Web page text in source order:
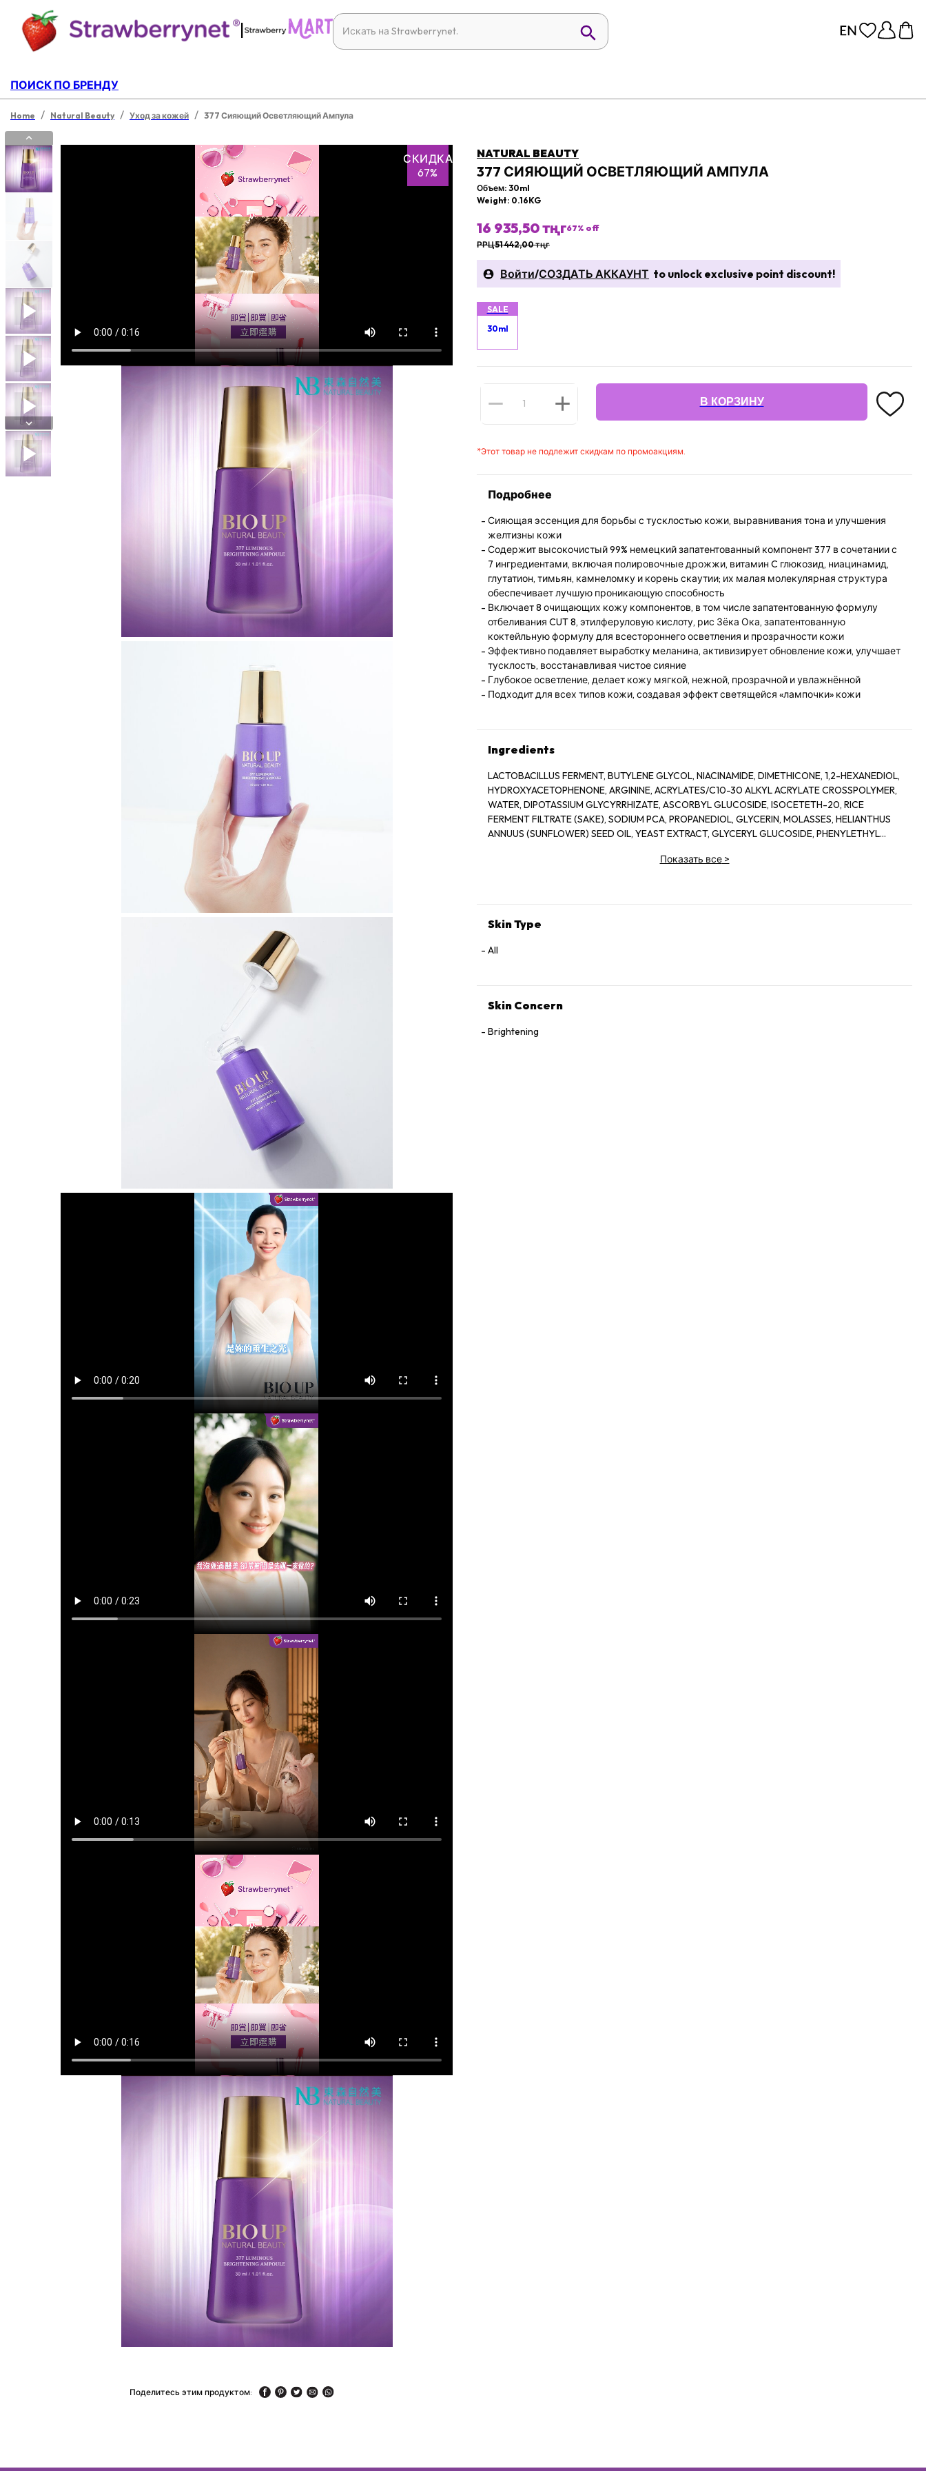
|
ПОИСК ПО БРЕНДУ
Home / Natural Beauty / Уход за кожей / 377 Сияющий Осветляющий Ампула
СКИДКА
67%
Поделитесь этим продуктом:
NATURAL BEAUTY
377 СИЯЮЩИЙ ОСВЕТЛЯЮЩИЙ АМПУЛА
Объем: 30ml
Weight: 0.16KG
16 935,50 тңг67% off
РРЦ 51 442,00 тңг
Войти/СОЗДАТЬ АККАУНТ to unlock exclusive point discount!
SALE
30ml
В КОРЗИНУ
*Этот товар не подлежит скидкам по промоакциям.
Подробнее
Сияющая эссенция для борьбы с тусклостью кожи, выравнивания тона и улучшения
желтизны кожи
Содержит высокочистый 99% немецкий запатентованный компонент 377 в сочетании с
7 ингредиентами, включая полировочные дрожжи, витамин C глюкозид, ниацинамид,
глутатион, тимьян, камнеломку и корень скаутии; их малая молекулярная структура
обеспечивает лучшую проникающую способность
Включает 8 очищающих кожу компонентов, в том числе запатентованную формулу
отбеливания CUT 8, этилферуловую кислоту, рис Зёка Ока, запатентованную
коктейльную формулу для всестороннего осветления и прозрачности кожи
Эффективно подавляет выработку меланина, активизирует обновление кожи, улучшает
тусклость, восстанавливая чистое сияние
Глубокое осветление, делает кожу мягкой, нежной, прозрачной и увлажнённой
Подходит для всех типов кожи, создавая эффект светящейся «лампочки» кожи
Ingredients
LACTOBACILLUS FERMENT, BUTYLENE GLYCOL, NIACINAMIDE, DIMETHICONE, 1,2-HEXANEDIOL,
HYDROXYACETOPHENONE, ARGININE, ACRYLATES/C10-30 ALKYL ACRYLATE CROSSPOLYMER,
WATER, DIPOTASSIUM GLYCYRRHIZATE, ASCORBYL GLUCOSIDE, ISOCETETH-20, RICE
FERMENT FILTRATE (SAKE), SODIUM PCA, PROPANEDIOL, GLYCERIN, MOLASSES, HELIANTHUS
ANNUUS (SUNFLOWER) SEED OIL, YEAST EXTRACT, GLYCERYL GLUCOSIDE, PHENYLETHYL
FERMENT, LACTOBACILLUS/SOYBEAN FERMENT EXTRACT, DIMETHICONOL, IMPERATA
TOCOPHEROL, ACETYL TYROSINE, SAXIFRAGA SARMENTOSA EXTRACT, PAEONIA
BAICALENSIS EXTRACT, GLUTATHIONE, SILICA
Показать все>
Skin Type
All
Skin Concern
Brightening